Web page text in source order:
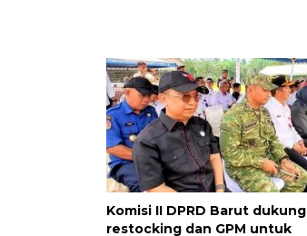
Komisi II DPRD Barut dukung
restocking dan GPM untuk